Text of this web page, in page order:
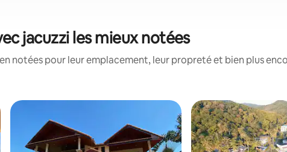
jacuzzi les mieux notées
notées pour leur emplacement, leur propreté et bien plus